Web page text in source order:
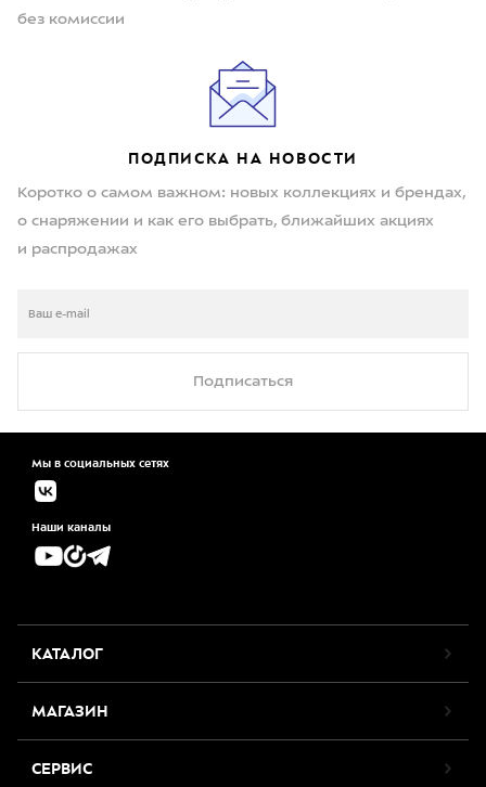
без комиссии
ПОДПИСКА НА НОВОСТИ
Коротко о самом важном: новых коллекциях и брендах,
о снаряжении и как его выбрать, ближайших акциях
и распродажах
Подписаться
Мы в социальных сетях
Наши каналы
КАТАЛОГ
МАГАЗИН
СЕРВИС